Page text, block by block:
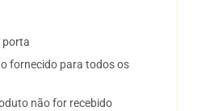
porta
fornecido para todos os
não for recebido